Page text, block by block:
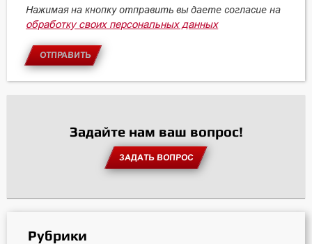
Нажимая на кнопку отправить вы даете согласие на
обработку своих персональных данных
ОТПРАВИТЬ
Задайте нам ваш вопрос!
ЗАДАТЬ ВОПРОС
Рубрики